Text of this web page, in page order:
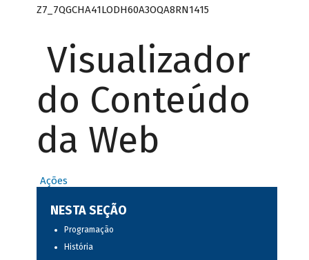
Z7_7QGCHA41LODH60A3OQA8RN1415
Visualizador
do Conteúdo
da Web
Ações
NESTA SEÇÃO
Programação
História